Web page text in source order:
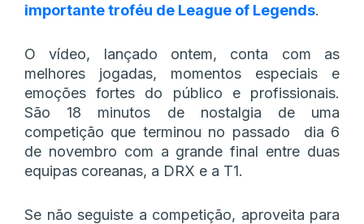
importante troféu de League of Legends.
O vídeo, lançado ontem, conta com as
melhores jogadas, momentos especiais e
emoções fortes do público e profissionais.
São 18 minutos de nostalgia de uma
competição que terminou no passado dia 6
de novembro com a grande final entre duas
equipas coreanas, a DRX e a T1.
Se não seguiste a competição, aproveita para